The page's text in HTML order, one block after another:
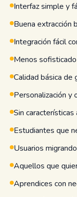
Interfaz simple y
Buena extracción
Integración fácil
Menos
Calidad básica de
Personalización y
Sin características
Estudiantes que
Usuarios
Aquellos que
Aprendices con